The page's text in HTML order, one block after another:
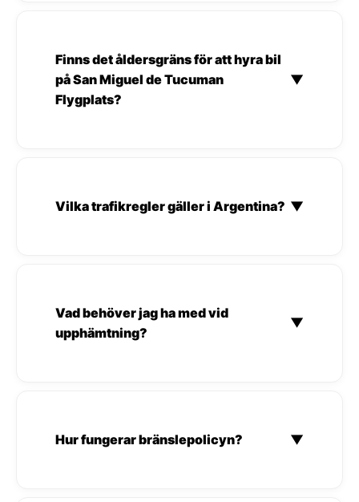
Finns det åldersgräns för att hyra bil
på San Miguel de Tucuman
Flygplats?
▼
Vilka trafikregler gäller i Argentina? ▼
Vad behöver jag ha med vid
upphämtning?
▼
Hur fungerar bränslepolicyn? ▼